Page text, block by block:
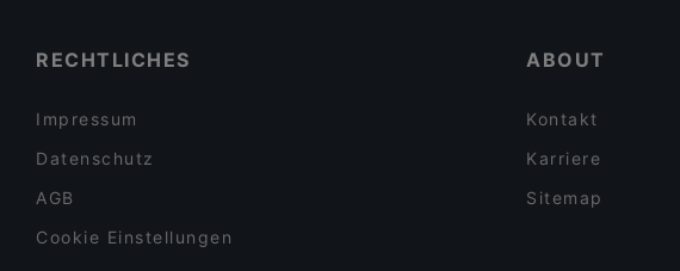
RECHTLICHES
Impressum
Datenschutz
AGB
Cookie Einstellungen
ABOUT
Kontakt
Karriere
Sitemap